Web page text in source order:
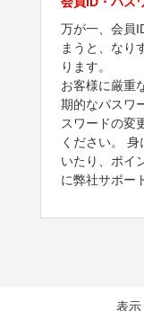
万が一、会員
まうと、なり
ります。
お客様に厳重
期的なパスワ
スワードの変
ください。
いたり、ポイ
に弊社サポー
表示